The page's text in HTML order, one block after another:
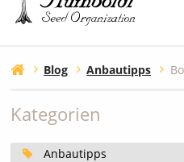
Blog Anbautipps
Kategorien
Anbautipps